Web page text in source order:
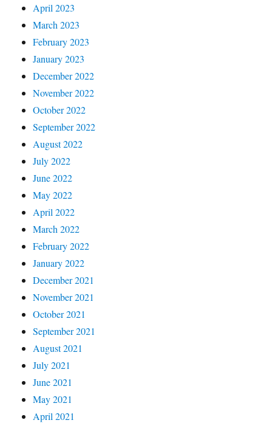
April 2023
March 2023
February 2023
January 2023
December 2022
November 2022
October 2022
September 2022
August 2022
July 2022
June 2022
May 2022
April 2022
March 2022
February 2022
January 2022
December 2021
November 2021
October 2021
September 2021
August 2021
July 2021
June 2021
May 2021
April 2021